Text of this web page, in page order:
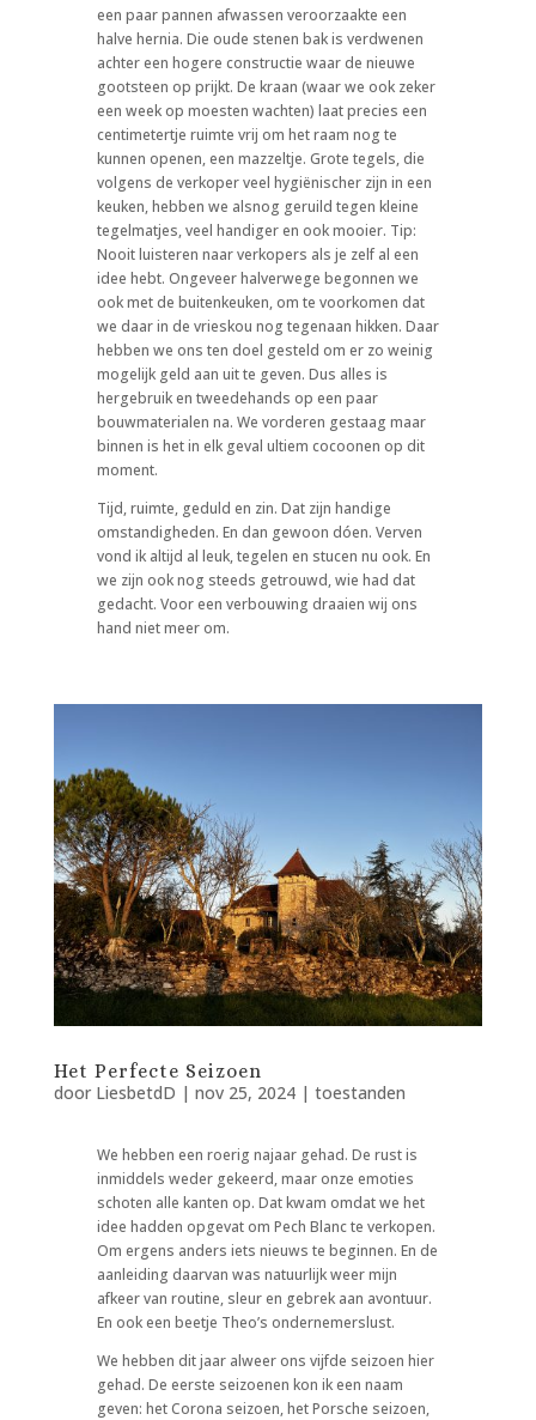
een paar pannen afwassen veroorzaakte een
halve hernia. Die oude stenen bak is verdwenen
achter een hogere constructie waar de nieuwe
gootsteen op prijkt. De kraan (waar we ook zeker
een week op moesten wachten) laat precies een
centimetertje ruimte vrij om het raam nog te
kunnen openen, een mazzeltje. Grote tegels, die
volgens de verkoper veel hygiënischer zijn in een
keuken, hebben we alsnog geruild tegen kleine
tegelmatjes, veel handiger en ook mooier. Tip:
Nooit luisteren naar verkopers als je zelf al een
idee hebt. Ongeveer halverwege begonnen we
ook met de buitenkeuken, om te voorkomen dat
we daar in de vrieskou nog tegenaan hikken. Daar
hebben we ons ten doel gesteld om er zo weinig
mogelijk geld aan uit te geven. Dus alles is
hergebruik en tweedehands op een paar
bouwmaterialen na. We vorderen gestaag maar
binnen is het in elk geval ultiem cocoonen op dit
moment.
Tijd, ruimte, geduld en zin. Dat zijn handige
omstandigheden. En dan gewoon dóen. Verven
vond ik altijd al leuk, tegelen en stucen nu ook. En
we zijn ook nog steeds getrouwd, wie had dat
gedacht. Voor een verbouwing draaien wij ons
hand niet meer om.
Het Perfecte Seizoen
door LiesbetdD | nov 25, 2024| toestanden
We hebben een roerig najaar gehad. De rust is
inmiddels weder gekeerd, maar onze emoties
schoten alle kanten op. Dat kwam omdat we het
idee hadden opgevat om Pech Blanc te verkopen.
Om ergens anders iets nieuws te beginnen. En de
aanleiding daarvan was natuurlijk weer mijn
afkeer van routine, sleur en gebrek aan avontuur.
En ook een beetje Theo’s ondernemerslust.
We hebben dit jaar alweer ons vijfde seizoen hier
gehad. De eerste seizoenen kon ik een naam
geven: het Corona seizoen, het Porsche seizoen,